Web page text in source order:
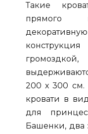
Такие
прямого
200 х 300 см.
кровати в
для
Башенки, два